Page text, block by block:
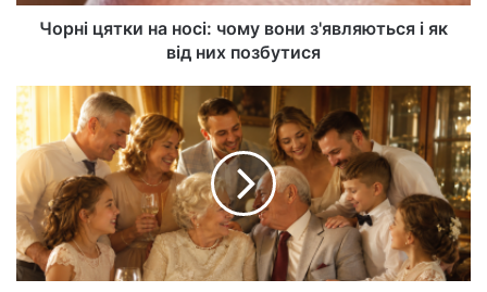
Чорні цятки на носі: чому вони з'являються і як
від них позбутися